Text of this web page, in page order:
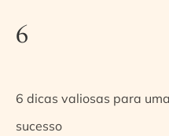
6
6 dicas valiosas para
sucesso